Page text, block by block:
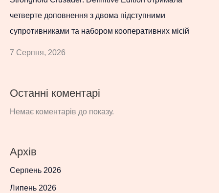
четверте доповнення з двома підступними
супротивниками та набором кооперативних місій
7 Серпня, 2026
Останні коментарі
Немає коментарів до показу.
Архів
Серпень 2026
Липень 2026